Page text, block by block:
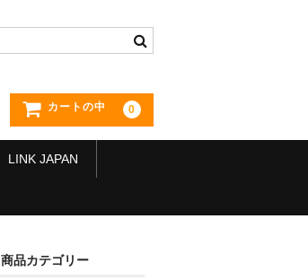
カートの中 0
LINK JAPAN
商品カテゴリー